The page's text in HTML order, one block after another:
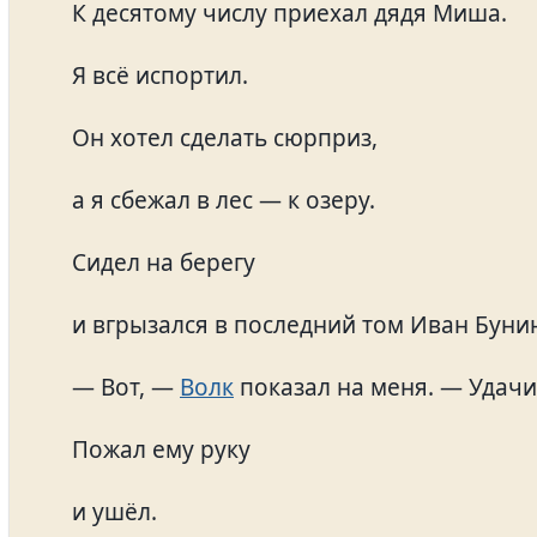
К десятому числу приехал дядя Миша.
Я всё испортил.
Он хотел сделать сюрприз,
а я сбежал в лес — к озеру.
Сидел на берегу
и вгрызался в последний том Иван
— Вот, — Волк показал на меня. —
Пожал ему руку
и ушёл.